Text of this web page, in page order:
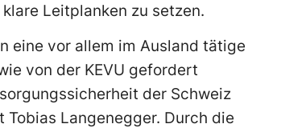
Leitplanken zu setzen.
eine vor allem im Ausland tätige
von der KEVU gefordert
der Schweiz
Tobias Langenegger. Durch die